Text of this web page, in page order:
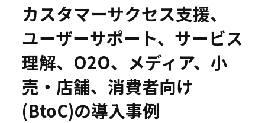
事例
セミナー
カスタマーサクセス支援、
ユーザーサポート、サービス
理解、O2O、メディア、小
売・店舗、消費者向け
(BtoC)の導入事例